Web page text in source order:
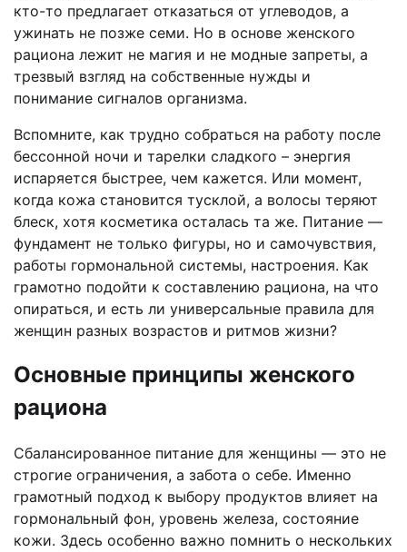
кто-то предлагает отказаться от углеводов, а
ужинать не позже семи. Но в основе женского
рациона лежит не магия и не модные запреты, а
трезвый взгляд на собственные нужды и
понимание сигналов организма.
Вспомните, как трудно собраться на работу после
бессонной ночи и тарелки сладкого – энергия
испаряется быстрее, чем кажется. Или момент,
когда кожа становится тусклой, а волосы теряют
блеск, хотя косметика осталась та же. Питание —
фундамент не только фигуры, но и самочувствия,
работы гормональной системы, настроения. Как
грамотно подойти к составлению рациона, на что
опираться, и есть ли универсальные правила для
женщин разных возрастов и ритмов жизни?
Основные принципы женского
рациона
Сбалансированное питание для женщины — это не
строгие ограничения, а забота о себе. Именно
грамотный подход к выбору продуктов влияет на
гормональный фон, уровень железа, состояние
кожи. Здесь особенно важно помнить о нескольких